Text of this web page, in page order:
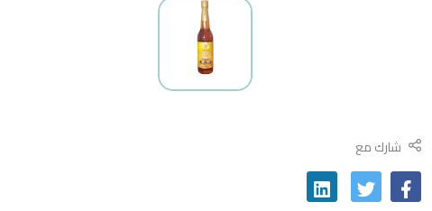
شارك مع